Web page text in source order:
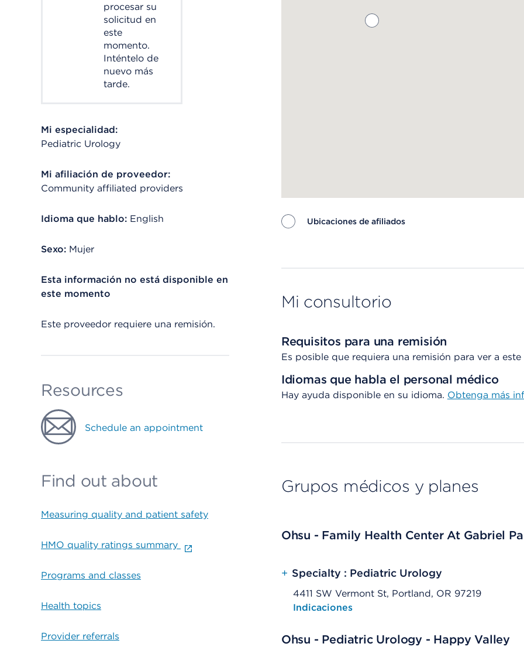
procesar su
solicitud en
este
momento.
Inténtelo de
nuevo más
tarde.
Mi especialidad:
Pediatric Urology
Mi afiliación de proveedor:
Community affiliated providers
Idioma que hablo: English
Sexo: Mujer
Esta información no está disponible en
este momento
Este proveedor requiere una remisión.
Resources
Schedule an appointment
Find out about
Measuring quality and patient safety
HMO quality ratings summary
Programs and classes
Health topics
Provider referrals
Ubicaciones de afiliados
Mi consultorio
Requisitos para una remisión
Es posible que requiera una remisión para ver a este
Idiomas que habla el personal médico
Hay ayuda disponible en su idioma. Obtenga más
Grupos médicos y planes
Ohsu - Family Health Center At Gabriel
+ Specialty : Pediatric Urology
4411 SW Vermont St, Portland, OR 97219
Opens native map application on mobile devices
Indicaciones
Ohsu - Pediatric Urology - Happy Valley